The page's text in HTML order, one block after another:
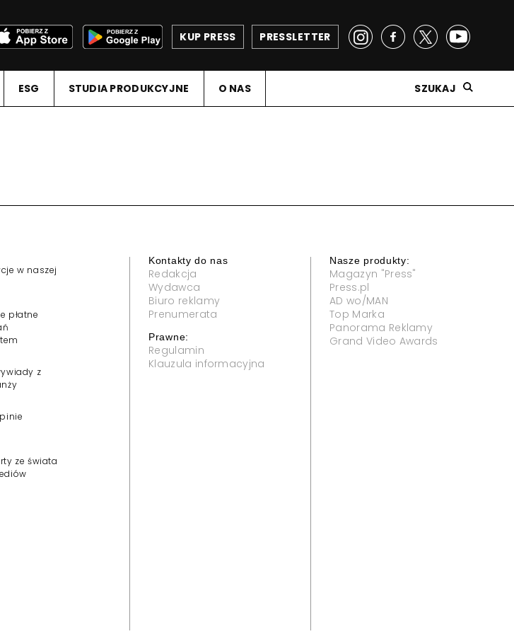
PRESSLETTER
KUP PRESS
ESG STUDIA PRODUKCYJNE O NAS SZUKAJ
w naszej
płatne
z
ze świata
Kontakty do nas
Redakcja
Wydawca
Biuro reklamy
Prenumerata
Prawne:
Regulamin
Klauzula informacyjna
Nasze produkty:
Magazyn "Press"
Press.pl
AD wo/MAN
Top Marka
Panorama Reklamy
Grand Video Awards